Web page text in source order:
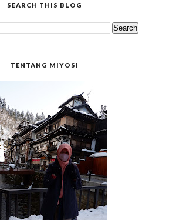
SEARCH THIS BLOG
TENTANG MIYOSI